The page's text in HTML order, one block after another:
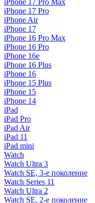
iPhone 17 Pro Max
iPhone 17 Pro
iPhone Air
iPhone 17
iPhone 16 Pro Max
iPhone 16 Pro
iPhone 16e
iPhone 16 Plus
iPhone 16
iPhone 15 Plus
iPhone 15
iPhone 14
iPad
iPad Pro
iPad Air
iPad 11
iPad mini
Watch
Watch Ultra 3
Watch SE, 3-е поколение
Watch Series 11
Watch Ultra 2
Watch SE, 2-е поколение